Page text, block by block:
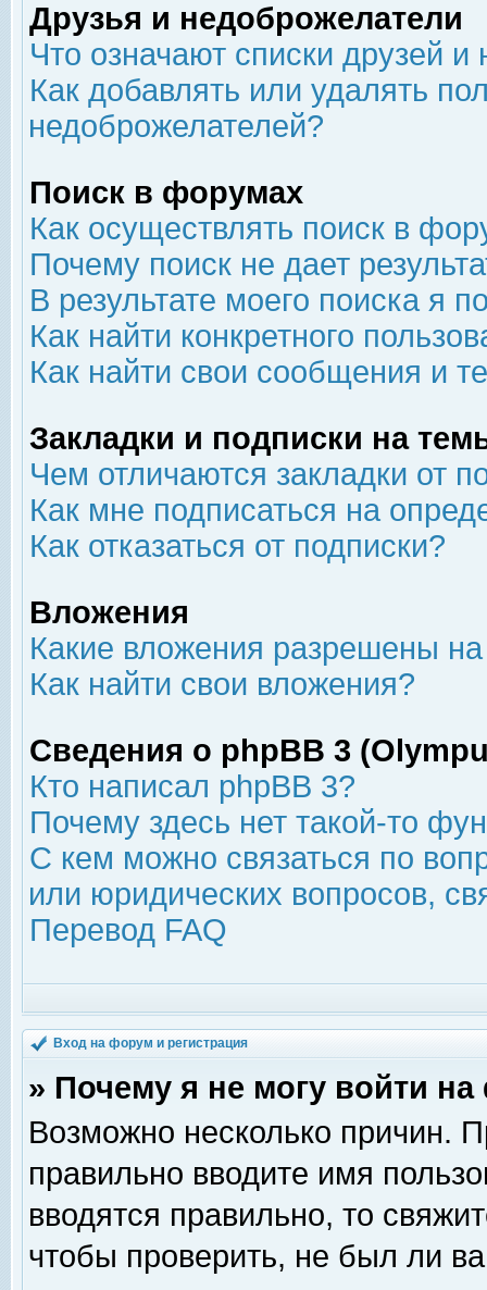
Друзья и недоброжелатели
Что означают списки друзей
Как добавлять или удалять
недоброжелателей?
Поиск в форумах
Как осуществлять поиск в
Почему поиск не дает
В результате моего поиска я
Как найти конкретного
Как найти свои сообщения и
Закладки и подписки на
Чем отличаются закладки от
Как мне подписаться на
Как отказаться от подписки?
Вложения
Какие вложения разрешены
Как найти свои вложения?
Сведения о phpBB 3
Кто написал phpBB 3?
Почему здесь нет такой-то
С кем можно связаться по
или юридических вопросов,
Перевод FAQ
Вход на форум и регистрация
» Почему я не могу войти
Возможно несколько причин.
правильно вводите имя
вводятся правильно, то
чтобы проверить, не был ли